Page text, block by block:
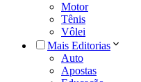
Motor
Tênis
Vôlei
Mais Editorias
Auto
Apostas